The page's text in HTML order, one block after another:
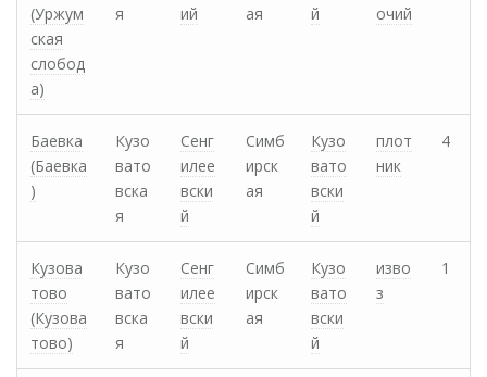
(Уржум
ская
слобод
а)
я
ий
ая
й
очий
Баевка
(Баевка
)
Кузо
вато
вска
я
Сенг
илее
вски
й
Симб
ирск
ая
Кузо
вато
вски
й
плот
ник
4
Кузова
тово
(Кузова
тово)
Кузо
вато
вска
я
Сенг
илее
вски
й
Симб
ирск
ая
Кузо
вато
вски
й
изво
з
1